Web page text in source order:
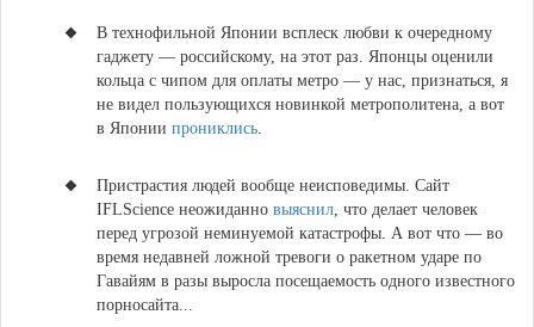
В технофильной Японии всплеск любви к очередному
гаджету — российскому, на этот раз. Японцы оценили
кольца с чипом для оплаты метро — у нас, признаться, я
не видел пользующихся новинкой метрополитена, а вот
в Японии прониклись.
Пристрастия людей вообще неисповедимы. Сайт
IFLScience неожиданно выяснил, что делает человек
перед угрозой неминуемой катастрофы. А вот что — во
время недавней ложной тревоги о ракетном ударе по
Гавайям в разы выросла посещаемость одного известного
порносайта...